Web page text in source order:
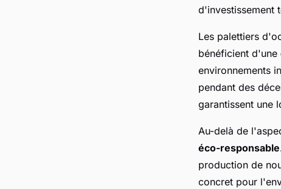
d'investissement
Les palettiers
bénéficient d'une
environnements
pendant des
garantissent une
Au-delà de
éco-responsable
production de
concret pour